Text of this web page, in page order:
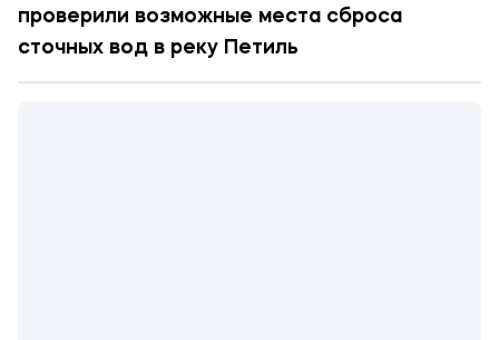
проверили возможные места сброса
сточных вод в реку Петиль